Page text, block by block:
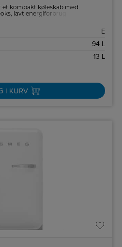
et kompakt køleskab med
lavt energiforbrug og vendbar
E
94 L
13 L
I KURV